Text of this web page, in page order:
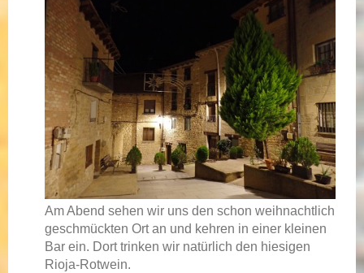
Am Abend sehen wir uns den schon weihnachtlich
geschmückten Ort an und kehren in einer kleinen
Bar ein. Dort trinken wir natürlich den hiesigen
Rioja-Rotwein.